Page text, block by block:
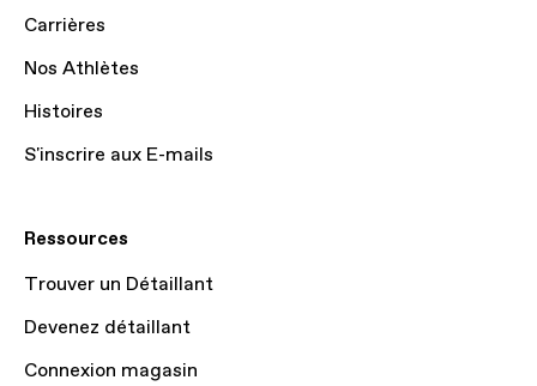
Carrières
Nos Athlètes
Histoires
S'inscrire aux E-mails
Ressources
Trouver un Détaillant
Devenez détaillant
Connexion magasin